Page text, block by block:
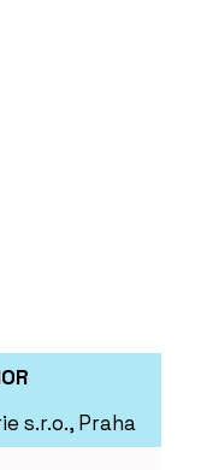
s.r.o., Praha